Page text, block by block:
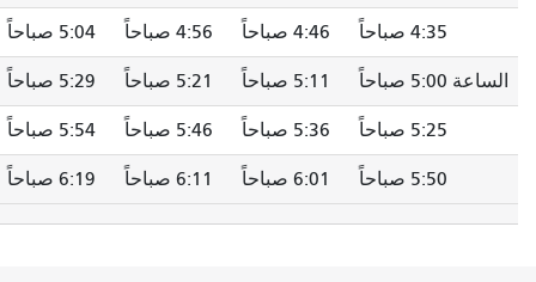
4:46 صباحاً 4:56 صباحاً 5:04 صباحاً 5:16 صباحاً
5:11 صباحاً 5:21 صباحاً 5:29 صباحاً 5:41 صباحاً
5:36 صباحاً 5:46 صباحاً 5:54 صباحاً 6:06 صباحاً
6:01 صباحاً 6:11 صباحاً 6:19 صباحاً 6:31 صباحاً